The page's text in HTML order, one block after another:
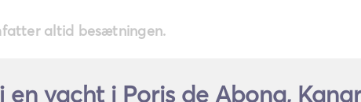
altid besætningen.
en yacht i Poris de Abona,